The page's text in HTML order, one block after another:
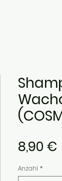
8,90 €
Anzahl *